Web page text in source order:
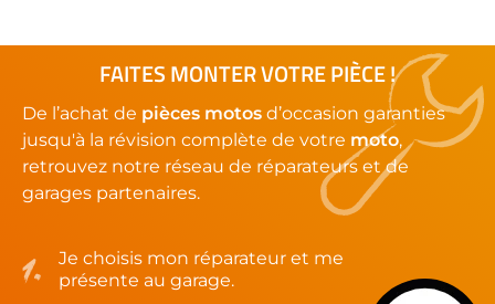
FAITES MONTER VOTRE PIÈCE !
De l’achat de pièces motos d’occasion garanties
jusqu'à la révision complète de votre moto,
retrouvez notre réseau de réparateurs et de
garages partenaires.
Je choisis mon réparateur et me
présente au garage.